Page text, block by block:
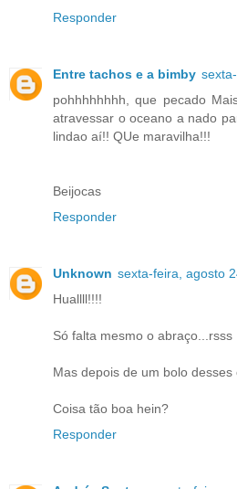
Responder
Entre tachos e a bimby
pohhhhhhhh, que pecado
atravessar o oceano a nado
lindao aí!! QUe maravilha!!!
Beijocas
Responder
Unknown sexta-feira, agosto
Huallll!!!!
Só falta mesmo o abraço...rsss
Mas depois de um bolo desses
Coisa tão boa hein?
Responder